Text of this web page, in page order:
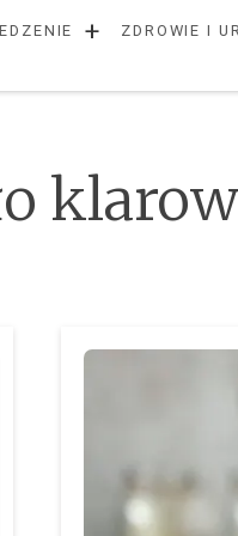
+ ZDROWIE I